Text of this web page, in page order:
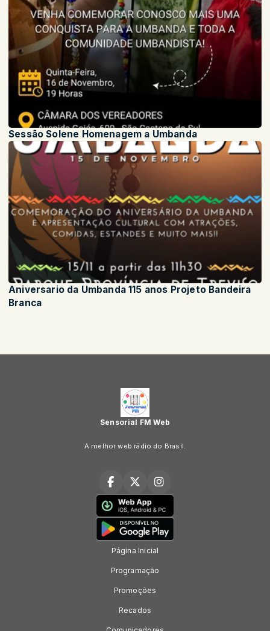
Sessão Solene Homenagem a Umbanda
Aniversario da Umbanda 115 anos Projeto Bandeira
Branca
Sensorial FM Web
A melhor web rádio do Brasil.
Página Inicial
Programação
Promoções
Recados